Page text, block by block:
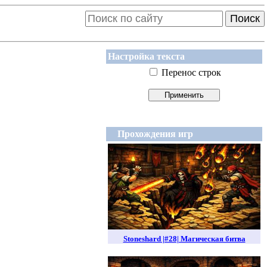
Поиск
Настройка текста
Перенос строк
Прохождения игр
Stoneshard |#28| Магическая битва